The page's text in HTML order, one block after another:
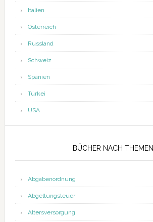
Italien
Österreich
Russland
Schweiz
Spanien
Türkei
USA
BÜCHER NACH THEMEN
Abgabenordnung
Abgeltungsteuer
Altersversorgung